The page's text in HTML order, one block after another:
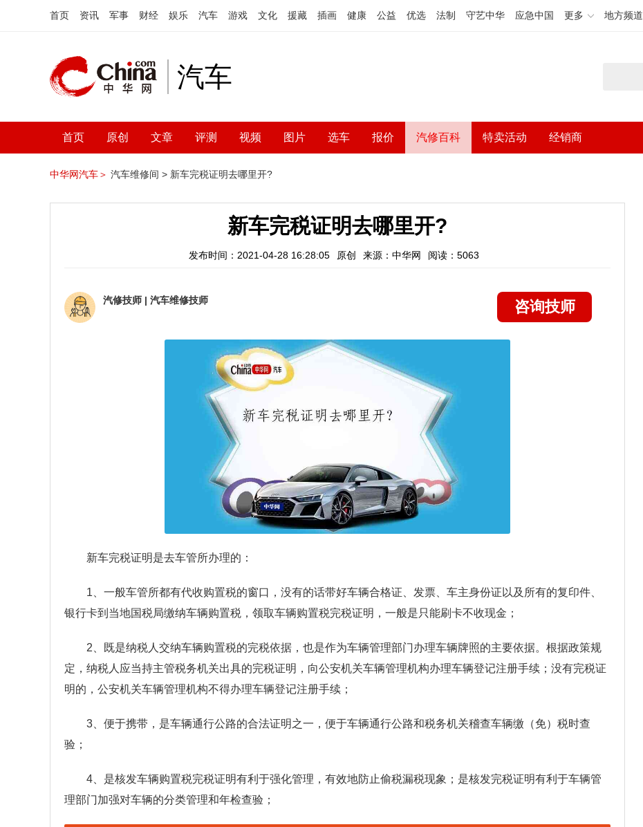
首页 资讯 军事 财经 娱乐 汽车 游戏 文化 援藏 插画 健康 公益 优选 法制 守艺中华 应急中国 更多 地方频道
汽车
首页 原创 文章 评测 视频 图片 选车 报价 汽修百科 特卖活动 经销商
中华网汽车＞ 汽车维修间 > 新车完税证明去哪里开?
新车完税证明去哪里开?
发布时间：2021-04-28 16:28:05 原创 来源：中华网 阅读：5063
汽修技师 | 汽车维修技师 咨询技师
新车完税证明是去车管所办理的：
1、一般车管所都有代收购置税的窗口，没有的话带好车辆合格证、发票、车主身份证以及所有的复印件、
银行卡到当地国税局缴纳车辆购置税，领取车辆购置税完税证明，一般是只能刷卡不收现金；
2、既是纳税人交纳车辆购置税的完税依据，也是作为车辆管理部门办理车辆牌照的主要依据。根据政策规
定，纳税人应当持主管税务机关出具的完税证明，向公安机关车辆管理机构办理车辆登记注册手续；没有完税证
明的，公安机关车辆管理机构不得办理车辆登记注册手续；
3、便于携带，是车辆通行公路的合法证明之一，便于车辆通行公路和税务机关稽查车辆缴（免）税时查
验；
4、是核发车辆购置税完税证明有利于强化管理，有效地防止偷税漏税现象；是核发完税证明有利于车辆管
理部门加强对车辆的分类管理和年检查验；